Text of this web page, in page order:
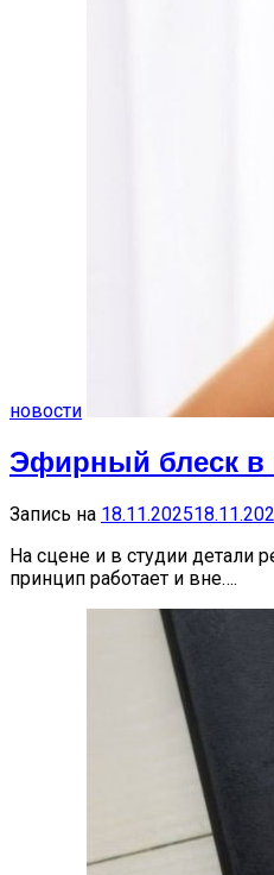
новости
Эфирный блеск в
Запись на 18.11.2025
На сцене и в студии детали
принцип работает и вне….